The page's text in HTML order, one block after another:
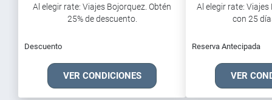
Al elegir rate: Viajes Bojorquez. Obtén
25% de descuento.
Descuento
VER CONDICIONES
Al elegir rate:
con 25
Reserva Antecipada
VER